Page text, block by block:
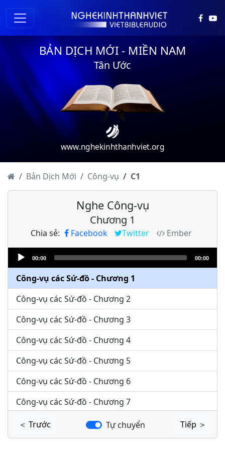
BẢN DỊCH MỚI - MIỀN NAM
Tân Ước
www.nghekinhthanhviet.org
Bản Dịch Mới Công-vụ C1
Nghe Công-vụ
Chương 1
Chia sẻ: Facebook Twitter
Ember
Audio
Player
00:00 00:00
Công-vụ các Sứ-đồ - Chương 1
Công-vụ các Sứ-đồ - Chương 2
Công-vụ các Sứ-đồ - Chương 3
Công-vụ các Sứ-đồ - Chương 4
Công-vụ các Sứ-đồ - Chương 5
Công-vụ các Sứ-đồ - Chương 6
Công-vụ các Sứ-đồ - Chương 7
Công-vụ các Sứ-đồ - Chương 8
＜ Trước Tự chuyển Tiếp ＞